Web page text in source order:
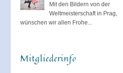
Mit den Bildern von der
Weltmeisterschaft in Prag,
wünschen wir allen Frohe...
Mitgliederinfo